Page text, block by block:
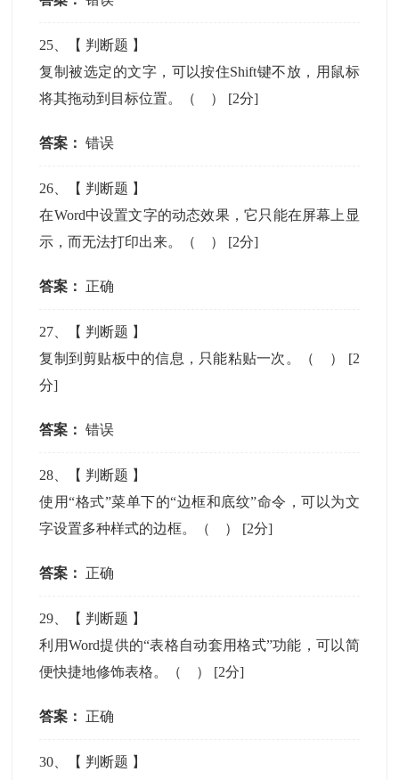
25 、【 判断题 】
复制被选定的文字，可以按住Shift键不放，用鼠标
将其拖动到目标位置。（ ） [2分]
答案： 错误
26 、【 判断题 】
在Word中设置文字的动态效果，它只能在屏幕上显
示，而无法打印出来。（ ） [2分]
答案： 正确
27 、【 判断题 】
复制到剪贴板中的信息，只能粘贴一次。（ ） [2
分]
答案： 错误
28 、【 判断题 】
使用“格式”菜单下的“边框和底纹”命令，可以为文
字设置多种样式的边框。（ ） [2分]
答案： 正确
29 、【 判断题 】
利用Word提供的“表格自动套用格式”功能，可以简
便快捷地修饰表格。（ ） [2分]
答案： 正确
30 、【 判断题 】